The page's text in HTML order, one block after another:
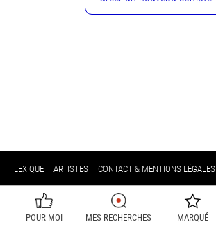
LEXIQUE ARTISTES CONTACT & MENTIONS LÉGALES
POUR MOI MES RECHERCHES MARQUÉ